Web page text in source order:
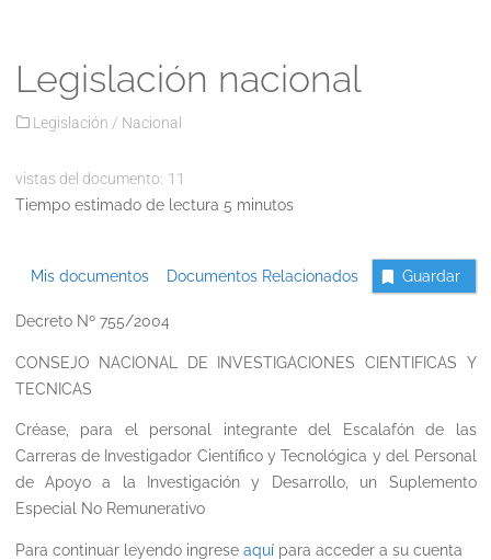
Legislación nacional
Legislación / Nacional
vistas del documento: 11
Tiempo estimado de lectura 5 minutos
Mis documentos Documentos Relacionados Guardar
Decreto Nº 755/2004
CONSEJO NACIONAL DE INVESTIGACIONES CIENTIFICAS Y
TECNICAS
Créase, para el personal integrante del Escalafón de las
Carreras de Investigador Científico y Tecnológica y del Personal
de Apoyo a la Investigación y Desarrollo, un Suplemento
Especial No Remunerativo
Para continuar leyendo ingrese aquípara acceder a su cuenta